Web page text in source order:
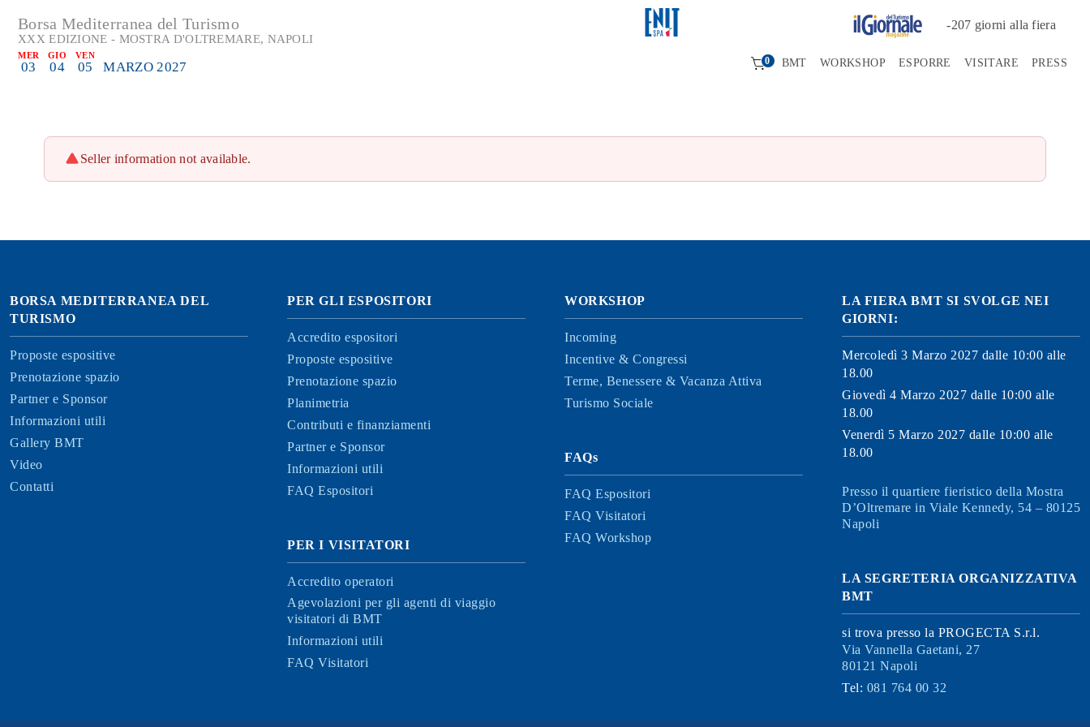
Borsa Mediterranea del Turismo
XXX EDIZIONE - MOSTRA D'OLTREMARE, NAPOLI
MER
03
GIO
04
VEN
05 MARZO 2027
-207 giorni alla fiera
0 BMT WORKSHOP ESPORRE VISITARE PRESS
Seller information not available.
BORSA MEDITERRANEA DEL
TURISMO
Proposte espositive
Prenotazione spazio
Partner e Sponsor
Informazioni utili
Gallery BMT
Video
Contatti
PER GLI ESPOSITORI
Accredito espositori
Proposte espositive
Prenotazione spazio
Planimetria
Contributi e finanziamenti
Partner e Sponsor
Informazioni utili
FAQ Espositori
PER I VISITATORI
Accredito operatori
Agevolazioni per gli agenti di viaggio
visitatori di BMT
Informazioni utili
FAQ Visitatori
WORKSHOP
Incoming
Incentive & Congressi
Terme, Benessere & Vacanza Attiva
Turismo Sociale
FAQs
FAQ Espositori
FAQ Visitatori
FAQ Workshop
LA FIERA BMT SI SVOLGE NEI
GIORNI:
Mercoledì 3 Marzo 2027 dalle 10:00 alle
18.00
Giovedì 4 Marzo 2027 dalle 10:00 alle
18.00
Venerdì 5 Marzo 2027 dalle 10:00 alle
18.00
Presso il quartiere fieristico della Mostra
D’Oltremare in Viale Kennedy, 54 – 80125
Napoli
LA SEGRETERIA ORGANIZZATIVA
BMT
si trova presso la PROGECTA S.r.l.
Via Vannella Gaetani, 27
80121 Napoli
Tel: 081 764 00 32